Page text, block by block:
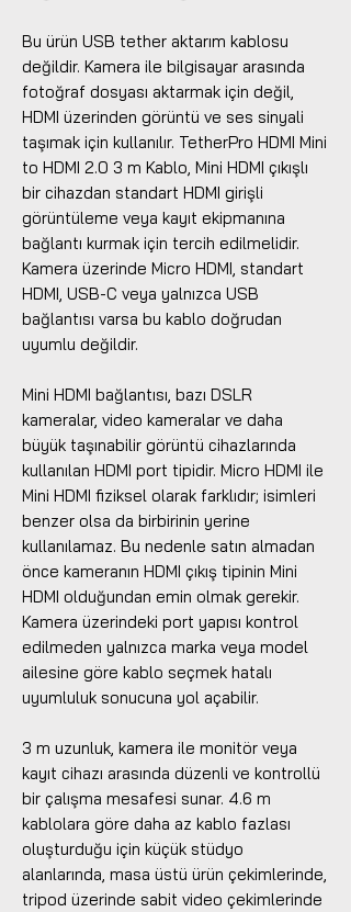
Bu ürün USB tether aktarım kablosu
değildir. Kamera ile bilgisayar arasında
fotoğraf dosyası aktarmak için değil,
HDMI üzerinden görüntü ve ses sinyali
taşımak için kullanılır. TetherPro HDMI Mini
to HDMI 2.0 3 m Kablo, Mini HDMI çıkışlı
bir cihazdan standart HDMI girişli
görüntüleme veya kayıt ekipmanına
bağlantı kurmak için tercih edilmelidir.
Kamera üzerinde Micro HDMI, standart
HDMI, USB-C veya yalnızca USB
bağlantısı varsa bu kablo doğrudan
uyumlu değildir.
Mini HDMI bağlantısı, bazı DSLR
kameralar, video kameralar ve daha
büyük taşınabilir görüntü cihazlarında
kullanılan HDMI port tipidir. Micro HDMI ile
Mini HDMI fiziksel olarak farklıdır; isimleri
benzer olsa da birbirinin yerine
kullanılamaz. Bu nedenle satın almadan
önce kameranın HDMI çıkış tipinin Mini
HDMI olduğundan emin olmak gerekir.
Kamera üzerindeki port yapısı kontrol
edilmeden yalnızca marka veya model
ailesine göre kablo seçmek hatalı
uyumluluk sonucuna yol açabilir.
3 m uzunluk, kamera ile monitör veya
kayıt cihazı arasında düzenli ve kontrollü
bir çalışma mesafesi sunar. 4.6 m
kablolara göre daha az kablo fazlası
oluşturduğu için küçük stüdyo
alanlarında, masa üstü ürün çekimlerinde,
tripod üzerinde sabit video çekimlerinde